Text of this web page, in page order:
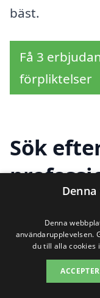
bäst.
Få 3
förpliktelser
Sök
i andra
Att hitta en
Denna
användarupplevelsen.
du till alla cookies